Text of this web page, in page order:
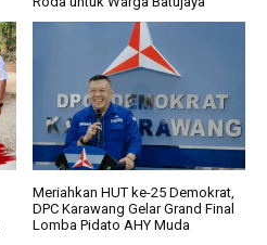
Meriahkan HUT ke-25 Demokrat,
DPC Karawang Gelar Grand Final
Lomba Pidato AHY Muda